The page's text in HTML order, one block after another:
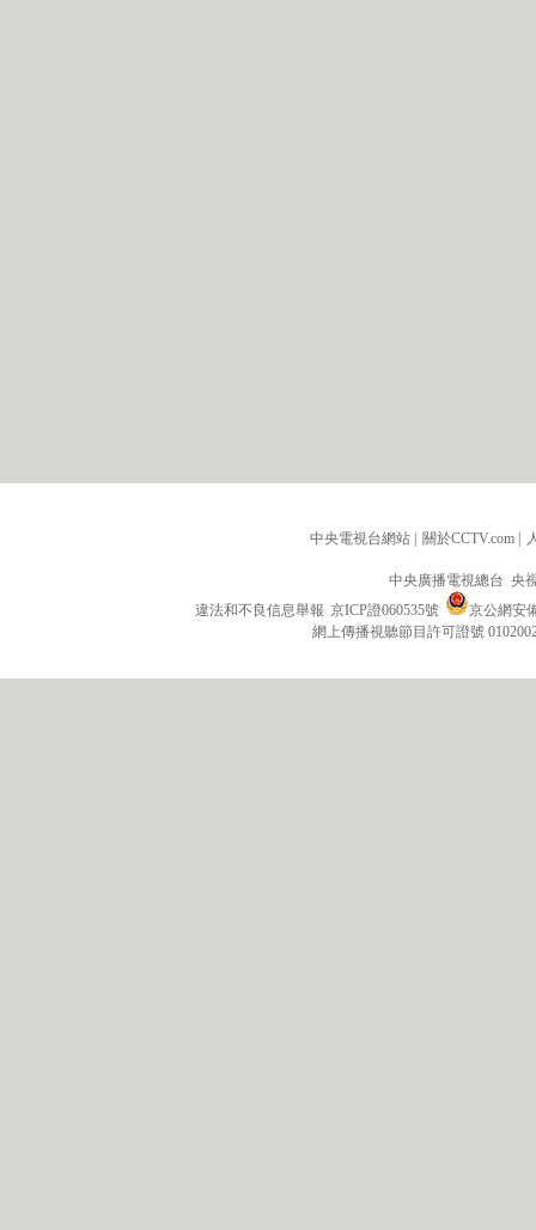
中央電視台網站 | 關於CCTV.com |
中央廣播電視總台 央
違法和不良信息舉報 京ICP證060535號
京公網安
網上傳播視聽節目許可證號